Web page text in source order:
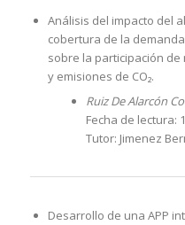
Análisis del impacto del
cobertura de la
sobre la participación
y emisiones de CO₂.
Ruiz De Alarcón
Fecha de lectura:
Tutor: Jimenez
Desarrollo de una APP